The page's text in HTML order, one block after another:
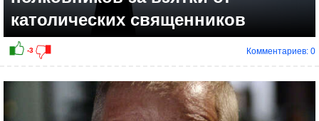
католических священников
Комментариев: 0